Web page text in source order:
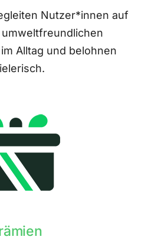
Nutzer*innen auf
Alltag und belohnen